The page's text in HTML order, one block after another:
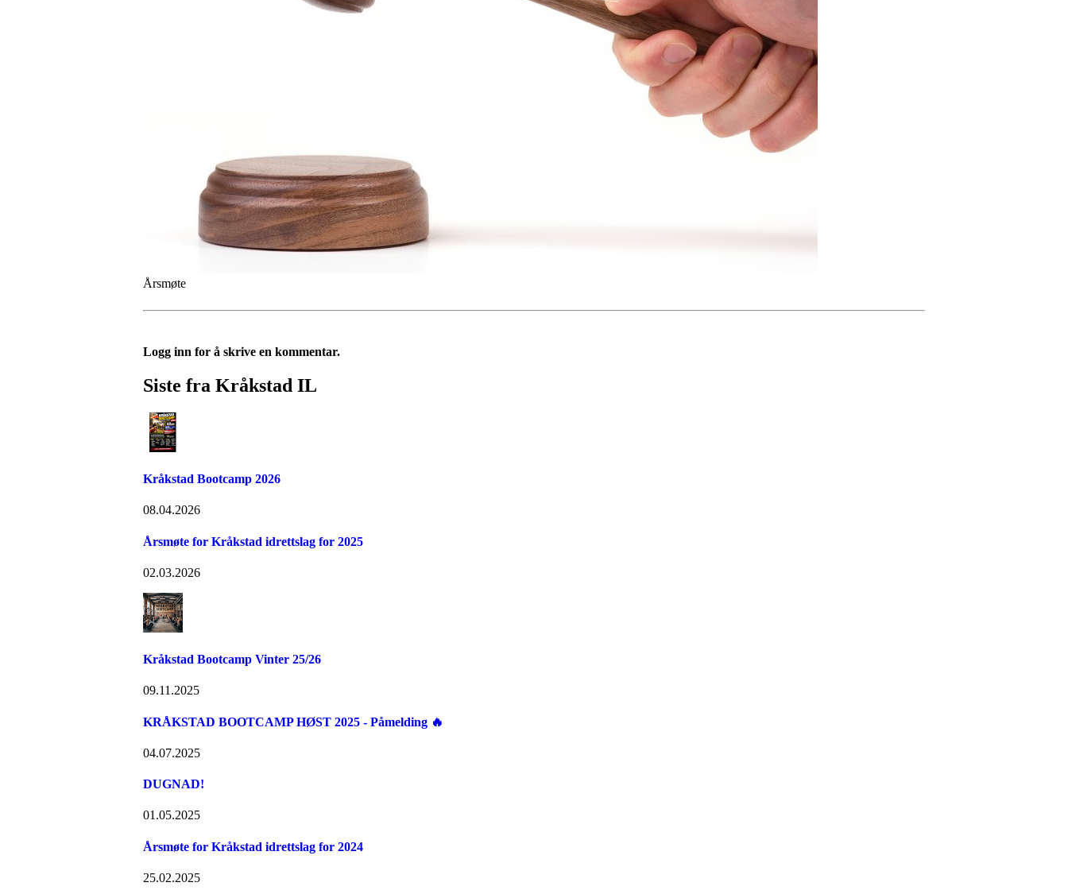
Årsmøte
Logg inn for å skrive en kommentar.
Siste fra Kråkstad IL
Kråkstad Bootcamp 2026
08.04.2026
Årsmøte for Kråkstad idrettslag for 2025
02.03.2026
Kråkstad Bootcamp Vinter 25/26
09.11.2025
KRÅKSTAD BOOTCAMP HØST 2025 - Påmelding 🔥
04.07.2025
DUGNAD!
01.05.2025
Årsmøte for Kråkstad idrettslag for 2024
25.02.2025